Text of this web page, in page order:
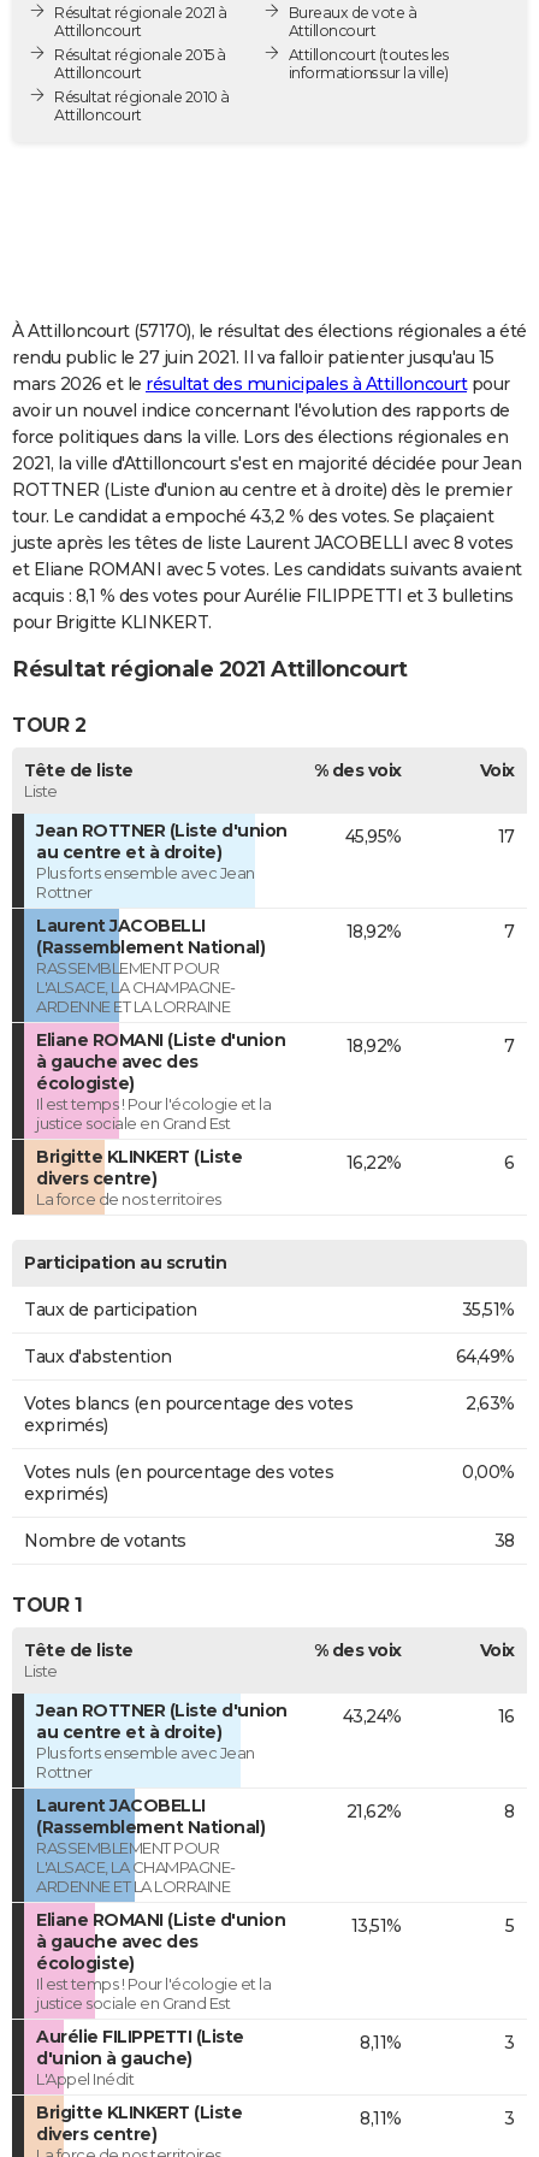
Destinations
City break
Voyage nature
Voyage de noces
Forum
PHOTO
GUIDES D'ACHAT
BONS PLANS
COPAINS D'AVANT
S'inscrire
Se connecter
Lycées
Collèges
Primaires
Universités
Entreprises
Service militaire
Avis de recherche
AVIS DE DÉCÈS
FORUM
Bricolage
Lifestyle
Culture
Sport
Auto
Television
Voyage
Cinema
Résultat régionale 2021 à
Attilloncourt
Résultat régionale 2015 à
Attilloncourt
Résultat régionale 2010 à
Attilloncourt
Bureaux de vote à
Attilloncourt
Attilloncourt (toutes les
informations sur la ville)
À Attilloncourt (57170), le résultat des élections régionales a été
rendu public le 27 juin 2021. Il va falloir patienter jusqu'au 15
mars 2026 et le résultat des municipales à Attilloncourtpour
avoir un nouvel indice concernant l'évolution des rapports de
force politiques dans la ville. Lors des élections régionales en
2021, la ville d'Attilloncourt s'est en majorité décidée pour Jean
ROTTNER (Liste d'union au centre et à droite) dès le premier
tour. Le candidat a empoché 43,2 % des votes. Se plaçaient
juste après les têtes de liste Laurent JACOBELLI avec 8 votes
et Eliane ROMANI avec 5 votes. Les candidats suivants avaient
acquis : 8,1 % des votes pour Aurélie FILIPPETTI et 3 bulletins
pour Brigitte KLINKERT.
Résultat régionale 2021 Attilloncourt
TOUR 2
Tête de liste
Liste
% des voix Voix
Jean ROTTNER (Liste d'union
au centre et à droite)
Plus forts ensemble avec Jean
Rottner
45,95% 17
Laurent JACOBELLI
(Rassemblement National)
RASSEMBLEMENT POUR
L'ALSACE, LA CHAMPAGNE-
ARDENNE ET LA LORRAINE
18,92% 7
Eliane ROMANI (Liste d'union
à gauche avec des
écologiste)
Il est temps ! Pour l'écologie et la
justice sociale en Grand Est
18,92% 7
Brigitte KLINKERT (Liste
divers centre)
La force de nos territoires
16,22% 6
Participation au scrutin
Taux de participation 35,51%
Taux d'abstention 64,49%
Votes blancs (en pourcentage des votes
exprimés)
2,63%
Votes nuls (en pourcentage des votes
exprimés)
0,00%
Nombre de votants 38
TOUR 1
Tête de liste
Liste
% des voix Voix
Jean ROTTNER (Liste d'union
au centre et à droite)
Plus forts ensemble avec Jean
Rottner
43,24% 16
Laurent JACOBELLI
(Rassemblement National)
RASSEMBLEMENT POUR
L'ALSACE, LA CHAMPAGNE-
ARDENNE ET LA LORRAINE
21,62% 8
Eliane ROMANI (Liste d'union
à gauche avec des
écologiste)
Il est temps ! Pour l'écologie et la
justice sociale en Grand Est
13,51% 5
Aurélie FILIPPETTI (Liste
d'union à gauche)
L'Appel Inédit
8,11% 3
Brigitte KLINKERT (Liste
divers centre)
8,11% 3